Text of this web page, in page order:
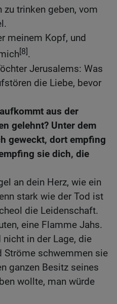
trinken geben, vom
meinem Kopf, und
[8].
Jerusalems: Was
die Liebe, bevor
aus der
gelehnt? Unter dem
geweckt, dort empfing
sie dich, die
an dein Herz, wie ein
stark wie der Tod ist
die Leidenschaft.
eine Flamme Jahs.
in der Lage, die
Ströme schwemmen sie
ganzen Besitz seines
wollte, man würde